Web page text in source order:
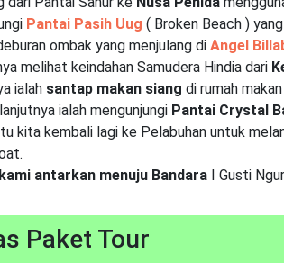
Pantai Pasih Uug ( Broken Beach )
ombak yang menjulang di Angel
melihat keindahan Samudera Hindia dari
ialah santap makan siang di rumah
ialah mengunjungi Pantai Crystal
kita kembali lagi ke Pelabuhan untuk
kami antarkan menuju Bandara I Gusti
Paket Tour